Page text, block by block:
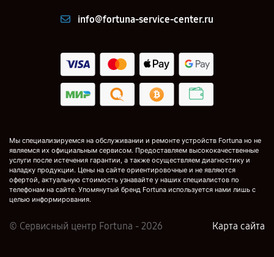
info@fortuna-service-center.ru
Мы специализируемся на обслуживании и ремонте устройств Fortuna но не
являемся их официальным сервисом. Предоставляем высококачественные
услуги после истечения гарантии, а также осуществляем диагностику и
наладку продукции. Цены на сайте ориентировочные и не являются
офертой, актуальную стоимость узнавайте у наших специалистов по
телефонам на сайте. Упомянутый бренд Fortuna используется нами лишь с
целью информирования.
© Сервисный центр Fortuna - 2026 Карта сайта